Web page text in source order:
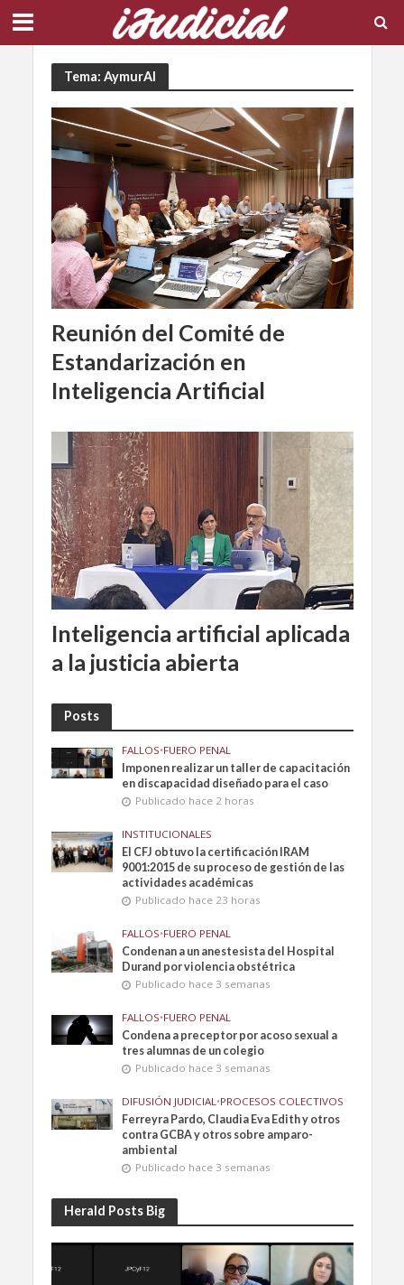
Tema: AymurAI
Reunión del Comité de
Estandarización en
Inteligencia Artificial
Inteligencia artificial aplicada
a la justicia abierta
Posts
FALLOS•FUERO PENAL
Imponen realizar un taller de capacitación
en discapacidad diseñado para el caso
Publicado hace 2 horas
INSTITUCIONALES
El CFJ obtuvo la certificación IRAM
9001:2015 de su proceso de gestión de las
actividades académicas
Publicado hace 23 horas
FALLOS•FUERO PENAL
Condenan a un anestesista del Hospital
Durand por violencia obstétrica
Publicado hace 3 semanas
FALLOS•FUERO PENAL
Condena a preceptor por acoso sexual a
tres alumnas de un colegio
Publicado hace 3 semanas
DIFUSIÓN JUDICIAL •PROCESOS COLECTIVOS
Ferreyra Pardo, Claudia Eva Edith y otros
contra GCBA y otros sobre amparo-
ambiental
Publicado hace 3 semanas
Herald Posts Big